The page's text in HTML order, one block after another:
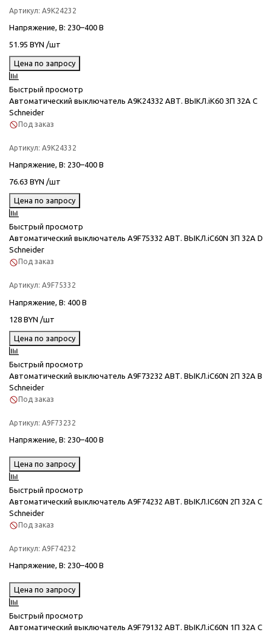
Артикул: A9K24232
Напряжение, В: 230–400 В
51.95 BYN /шт
Цена по запросу
Быстрый просмотр
Автоматический выключатель A9K24332 АВТ. ВЫКЛ.iK60 3П 32A C
Schneider
Под заказ
Артикул: A9K24332
Напряжение, В: 230–400 В
76.63 BYN /шт
Цена по запросу
Быстрый просмотр
Автоматический выключатель A9F75332 АВТ. ВЫКЛ.iC60N 3П 32A D
Schneider
Под заказ
Артикул: A9F75332
Напряжение, В: 400 В
128 BYN /шт
Цена по запросу
Быстрый просмотр
Автоматический выключатель A9F73232 АВТ. ВЫКЛ.iC60N 2П 32A B
Schneider
Под заказ
Артикул: A9F73232
Напряжение, В: 230–400 В
Цена по запросу
Быстрый просмотр
Автоматический выключатель A9F74232 АВТ. ВЫКЛ.IC60N 2П 32A C
Schneider
Под заказ
Артикул: A9F74232
Напряжение, В: 230–400 В
Цена по запросу
Быстрый просмотр
Автоматический выключатель A9F79132 АВТ. ВЫКЛ.iC60N 1П 32A C